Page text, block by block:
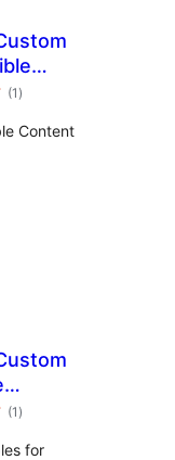
(1 total
ratings
)
Content
(1 total
ratings
)
for